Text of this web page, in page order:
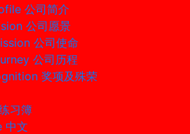
公司简介
公司愿景
公司使命
公司历程
奖项及殊荣
习簿
中文